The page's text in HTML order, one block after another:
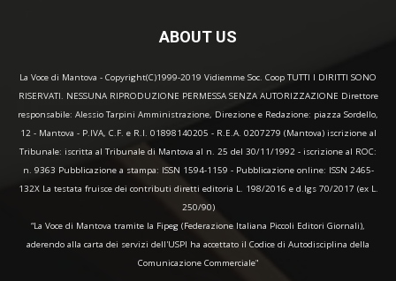
ABOUT US
La Voce di Mantova - Copyright(C)1999-2019 Vidiemme Soc. Coop TUTTI I DIRITTI SONO
RISERVATI. NESSUNA RIPRODUZIONE PERMESSA SENZA AUTORIZZAZIONE Direttore
responsabile: Alessio Tarpini Amministrazione, Direzione e Redazione: piazza Sordello,
12 - Mantova - P.IVA, C.F. e R.I. 01898140205 - R.E.A. 0207279 (Mantova) iscrizione al
Tribunale: iscritta al Tribunale di Mantova al n. 25 del 30/11/1992 - iscrizione al ROC:
n. 9363 Pubblicazione a stampa: ISSN 1594-1159 - Pubblicazione online: ISSN 2465-
132X La testata fruisce dei contributi diretti editoria L. 198/2016 e d.lgs 70/2017 (ex L.
250/90)
“La Voce di Mantova tramite la Fipeg (Federazione Italiana Piccoli Editori Giornali),
aderendo alla carta dei servizi dell'USPI ha accettato il Codice di Autodisciplina della
Comunicazione Commerciale"